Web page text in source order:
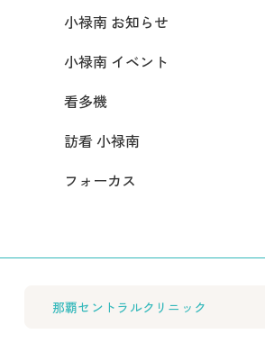
小禄南 お知らせ
小禄南 イベント
看多機
訪看 小禄南
フォーカス
那覇セントラルクリニック